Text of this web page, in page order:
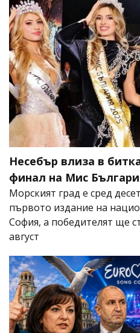
Несебър влиза в
финал на Мис
Морският град е сред
първото издание на
София, а победителят ще
август